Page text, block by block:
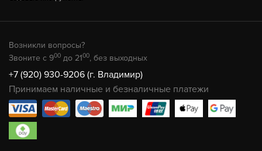
Возникли вопросы?
Звоните с 900 до 2100, без выходных
+7 (920) 930-9206 (г. Владимир)
Принимаем наличные и безналичные платежи